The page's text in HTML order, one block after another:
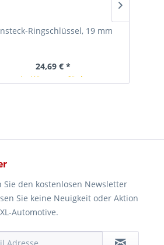
Ringschlüssel, 19 mm
24,69 € *
In Kürze verfügbar
Sie den kostenlosen Newsletter
Sie keine Neuigkeit oder Aktion
Automotive.